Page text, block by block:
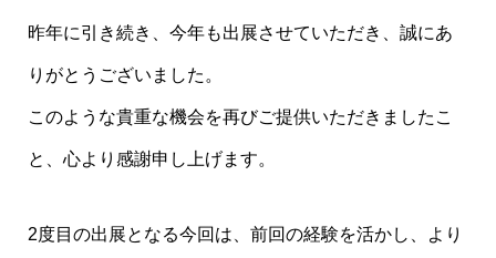
昨年に引き続き、今年も出展させていただき、誠にあ
りがとうございました。
このような貴重な機会を再びご提供いただきましたこ
と、心より感謝申し上げます。
2度目の出展となる今回は、前回の経験を活かし、より